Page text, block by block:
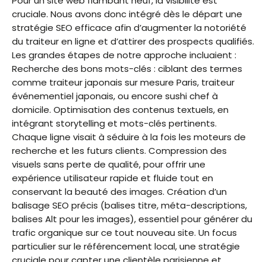
cruciale. Nous avons donc intégré dès le départ une
stratégie SEO efficace afin d’augmenter la notoriété
du traiteur en ligne et d’attirer des prospects qualifiés.
Les grandes étapes de notre approche incluaient :
Recherche des bons mots-clés : ciblant des termes
comme traiteur japonais sur mesure Paris, traiteur
événementiel japonais, ou encore sushi chef à
domicile. Optimisation des contenus textuels, en
intégrant storytelling et mots-clés pertinents.
Chaque ligne visait à séduire à la fois les moteurs de
recherche et les futurs clients. Compression des
visuels sans perte de qualité, pour offrir une
expérience utilisateur rapide et fluide tout en
conservant la beauté des images. Création d’un
balisage SEO précis (balises titre, méta-descriptions,
balises Alt pour les images), essentiel pour générer du
trafic organique sur ce tout nouveau site. Un focus
particulier sur le référencement local, une stratégie